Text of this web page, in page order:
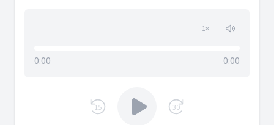
1×
0:00 0:00
15 30